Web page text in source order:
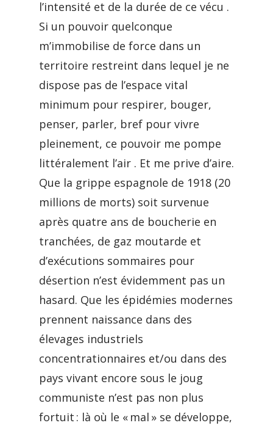
l’intensité et de la durée de ce vécu .
Si un pouvoir quelconque
m’immobilise de force dans un
territoire restreint dans lequel je ne
dispose pas de l’espace vital
minimum pour respirer, bouger,
penser, parler, bref pour vivre
pleinement, ce pouvoir me pompe
littéralement l’air . Et me prive d’aire.
Que la grippe espagnole de 1918 (20
millions de morts) soit survenue
après quatre ans de boucherie en
tranchées, de gaz moutarde et
d’exécutions sommaires pour
désertion n’est évidemment pas un
hasard. Que les épidémies modernes
prennent naissance dans des
élevages industriels
concentrationnaires et/ou dans des
pays vivant encore sous le joug
communiste n’est pas non plus
fortuit : là où le « mal » se développe,